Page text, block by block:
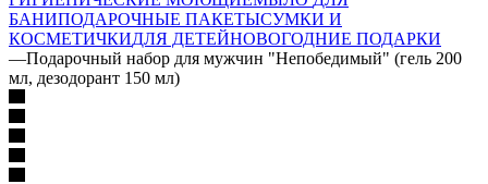
БАНИПОДАРОЧНЫЕ ПАКЕТЫСУМКИ И
КОСМЕТИЧКИДЛЯ ДЕТЕЙНОВОГОДНИЕ ПОДАРКИ
—Подарочный набор для мужчин "Непобедимый" (гель 200
мл, дезодорант 150 мл)